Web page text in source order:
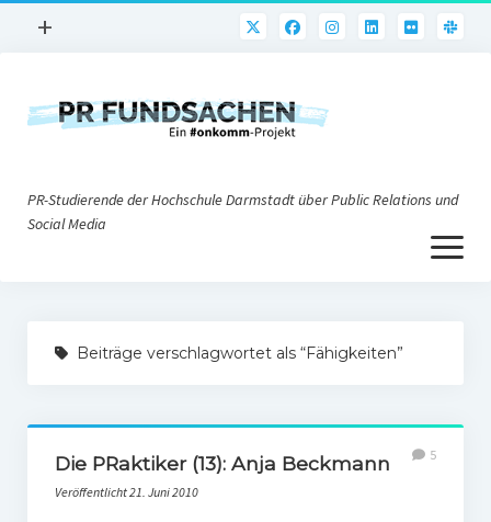
Menü
+
PR@h_da
Nonprofit-PR
Social Media
PR-Theorie
PR-Studierende der Hochschule Darmstadt über Public Relations und
Social Media
Menü
öffnen
Impressum
Beiträge verschlagwortet als “Fähigkeiten”
Die PRaktiker (13): Anja Beckmann
Veröffentlicht 21. Juni 2010
5